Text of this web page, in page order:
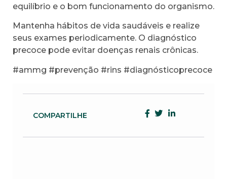
equilíbrio e o bom funcionamento do organismo.
Mantenha hábitos de vida saudáveis e realize
seus exames periodicamente. O diagnóstico
precoce pode evitar doenças renais crônicas.
#ammg #prevenção #rins #diagnósticoprecoce
COMPARTILHE